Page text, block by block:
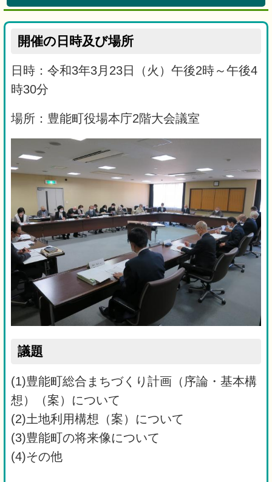
開催の日時及び場所
日時：令和3年3月23日（火）午後2時～午後4
時30分
場所：豊能町役場本庁2階大会議室
議題
(1)豊能町総合まちづくり計画（序論・基本構
想）（案）について
(2)土地利用構想（案）について
(3)豊能町の将来像について
(4)その他